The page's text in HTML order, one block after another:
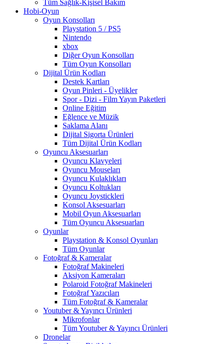
Tüm Sağlık-Kişisel Bakım
Hobi-Oyun
Oyun Konsolları
Playstation 5 / PS5
Nintendo
xbox
Diğer Oyun Konsolları
Tüm Oyun Konsolları
Dijital Ürün Kodları
Destek Kartları
Oyun Pinleri - Üyelikler
Spor - Dizi - Film Yayın Paketleri
Online Eğitim
Eğlence ve Müzik
Saklama Alanı
Dijital Sigorta Ürünleri
Tüm Dijital Ürün Kodları
Oyuncu Aksesuarları
Oyuncu Klavyeleri
Oyuncu Mouseları
Oyuncu Kulaklıkları
Oyuncu Koltukları
Oyuncu Joystickleri
Konsol Aksesuarları
Mobil Oyun Aksesuarları
Tüm Oyuncu Aksesuarları
Oyunlar
Playstation & Konsol Oyunları
Tüm Oyunlar
Fotoğraf & Kameralar
Fotoğraf Makineleri
Aksiyon Kameraları
Polaroid Fotoğraf Makineleri
Fotoğraf Yazıcıları
Tüm Fotoğraf & Kameralar
Youtuber & Yayıncı Ürünleri
Mikrofonlar
Tüm Youtuber & Yayıncı Ürünleri
Dronelar